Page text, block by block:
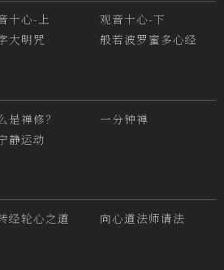
十心-上
观音十心-下
大明咒 般若波罗蜜多心经
是禅修？
一分钟禅
静运动
经轮心之道
向心道法师请法